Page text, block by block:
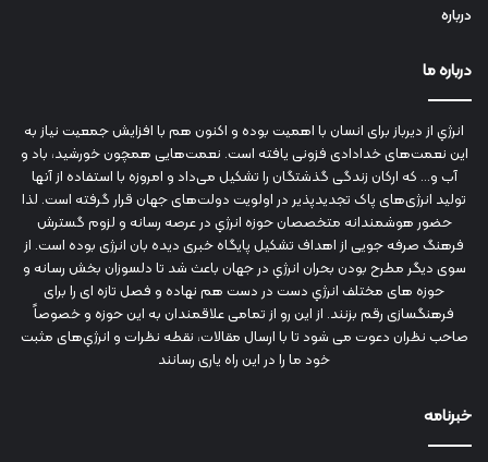
درباره
درباره ما
انرژي‌ از دیرباز برای انسان با اهمیت بوده و اکنون هم با افزایش جمعیت نیاز به
این نعمت‌های خدادادی فزونی یافته است. نعمت‌هایی همچون خورشید، باد و
آب و... که ارکان زندگی گذشتگان را تشکیل می‌داد و امروزه با استفاده از آنها
تولید انرژی‌های پاک تجدیدپذیر در اولویت دولت‌های جهان قرار گرفته است. لذا
حضور هوشمندانه متخصصان حوزه انرژي در عرصه رسانه و لزوم گسترش
فرهنگ صرفه جویی از اهداف تشکیل پایگاه خبری دیده بان انرژی بوده است. از
سوی دیگر مطرح بودن بحران انرژي در جهان باعث شد تا دلسوزان بخش رسانه و
حوزه های مختلف انرژي دست در دست هم نهاده و فصل تازه ای را برای
فرهنگسازی رقم بزنند. از این رو از تمامی علاقمندان به این حوزه و خصوصاً
صاحب نظران دعوت می شود تا با ارسال مقالات، نقطه نظرات و انرژي‌های مثبت
خود ما را در این راه یاری رسانند
خبرنامه